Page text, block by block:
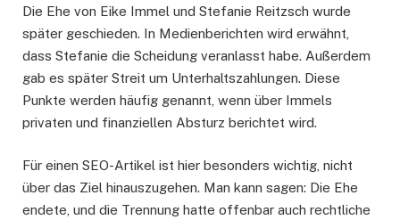
Die Ehe von Eike Immel und Stefanie Reitzsch wurde
später geschieden. In Medienberichten wird erwähnt,
dass Stefanie die Scheidung veranlasst habe. Außerdem
gab es später Streit um Unterhaltszahlungen. Diese
Punkte werden häufig genannt, wenn über Immels
privaten und finanziellen Absturz berichtet wird.
Für einen SEO-Artikel ist hier besonders wichtig, nicht
über das Ziel hinauszugehen. Man kann sagen: Die Ehe
endete, und die Trennung hatte offenbar auch rechtliche